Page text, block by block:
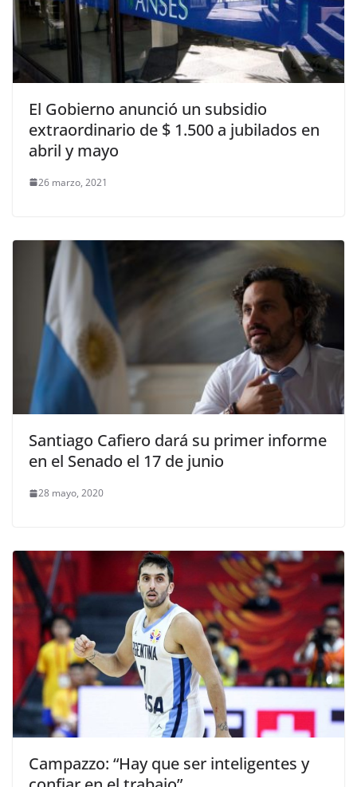
El Gobierno anunció un subsidio
extraordinario de $ 1.500 a jubilados en
abril y mayo
26 marzo, 2021
Santiago Cafiero dará su primer informe
en el Senado el 17 de junio
28 mayo, 2020
Campazzo: “Hay que ser inteligentes y